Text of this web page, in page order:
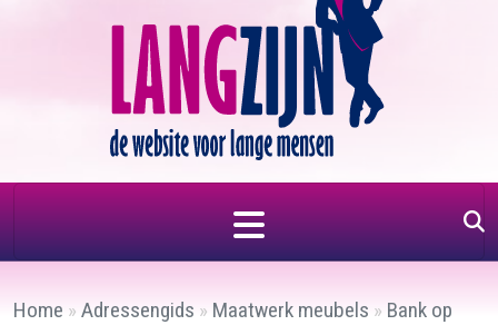
Home » Adressengids » Maatwerk meubels » Bank op